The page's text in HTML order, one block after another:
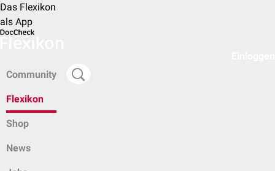
Das Flexikon
als App
Community
Flexikon
Shop
News